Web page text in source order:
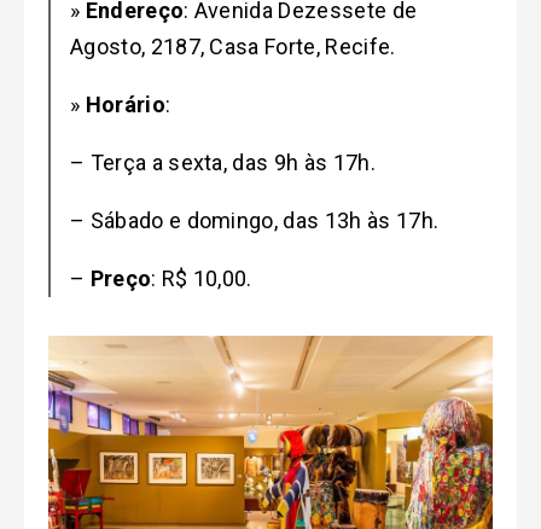
» Endereço: Avenida Dezessete de
Agosto, 2187, Casa Forte, Recife.
» Horário:
– Terça a sexta, das 9h às 17h.
– Sábado e domingo, das 13h às 17h.
– Preço: R$ 10,00.